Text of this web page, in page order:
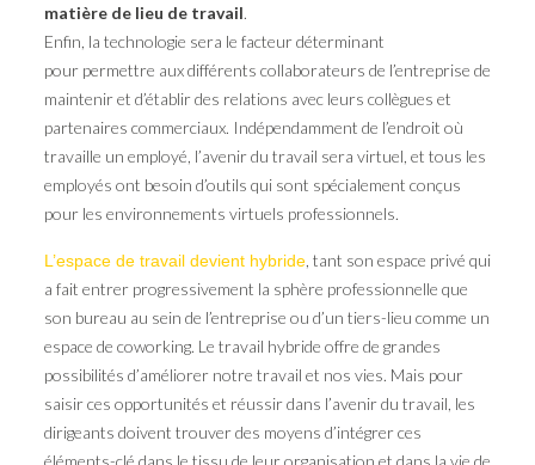
matière de lieu de travail.
Enfin, la technologie sera le facteur déterminant
pour permettre aux différents collaborateurs de l’entreprise de
maintenir et d’établir des relations avec leurs collègues et
partenaires commerciaux. Indépendamment de l’endroit où
travaille un employé, l’avenir du travail sera virtuel, et tous les
employés ont besoin d’outils qui sont spécialement conçus
pour les environnements virtuels professionnels.
L’espace de travail devient hybride, tant son espace privé qui
a fait entrer progressivement la sphère professionnelle que
son bureau au sein de l’entreprise ou d’un tiers-lieu comme un
espace de coworking. Le travail hybride offre de grandes
possibilités d’améliorer notre travail et nos vies. Mais pour
saisir ces opportunités et réussir dans l’avenir du travail, les
dirigeants doivent trouver des moyens d’intégrer ces
éléments-clé dans le tissu de leur organisation et dans la vie de